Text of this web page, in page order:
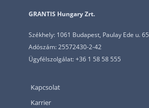
GRANTIS Hungary Zrt.
Székhely: 1061 Budapest, Paulay Ede u. 65
Adószám: 25572430-2-42
Ügyfélszolgálat: +36 1 58 58 555
Kapcsolat
Karrier